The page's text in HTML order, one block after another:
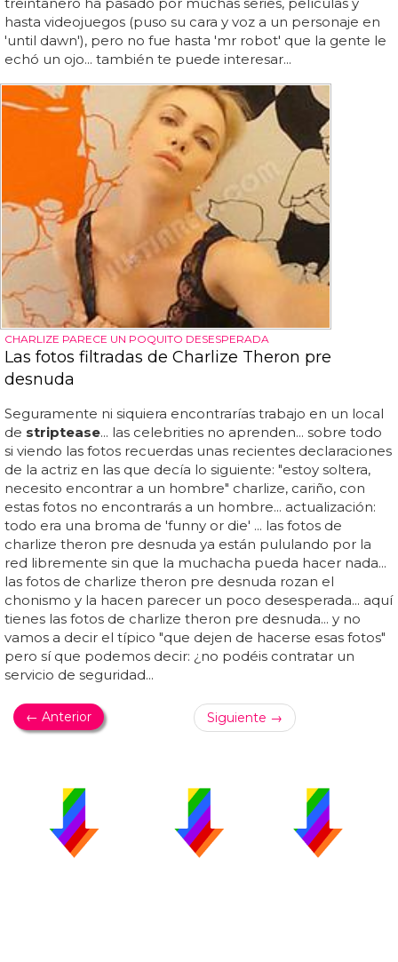
treintañero ha pasado por muchas series, películas y
hasta videojuegos (puso su cara y voz a un personaje en
'until dawn'), pero no fue hasta 'mr robot' que la gente le
echó un ojo... también te puede interesar...
CHARLIZE PARECE UN POQUITO DESESPERADA
Las fotos filtradas de Charlize Theron pre
desnuda
Seguramente ni siquiera encontrarías trabajo en un local
de striptease... las celebrities no aprenden... sobre todo
si viendo las fotos recuerdas unas recientes declaraciones
de la actriz en las que decía lo siguiente: "estoy soltera,
necesito encontrar a un hombre" charlize, cariño, con
estas fotos no encontrarás a un hombre... actualización:
todo era una broma de 'funny or die' ... las fotos de
charlize theron pre desnuda ya están pululando por la
red libremente sin que la muchacha pueda hacer nada...
las fotos de charlize theron pre desnuda rozan el
chonismo y la hacen parecer un poco desesperada... aquí
tienes las fotos de charlize theron pre desnuda... y no
vamos a decir el típico "que dejen de hacerse esas fotos"
pero sí que podemos decir: ¿no podéis contratar un
servicio de seguridad...
← Anterior Siguiente →